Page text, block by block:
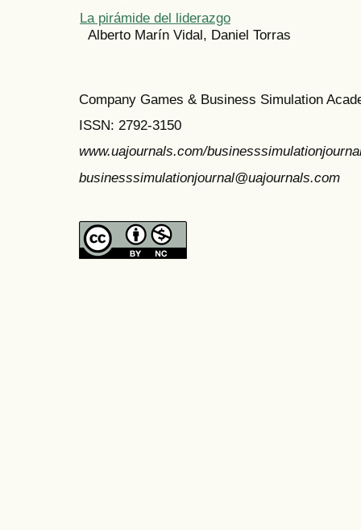
La pirámide del liderazgo
Alberto Marín Vidal, Daniel Torras
Company Games & Business Simulation
ISSN: 2792-3150
www.uajournals.com/
businesssimulationjournal@uajournals.com